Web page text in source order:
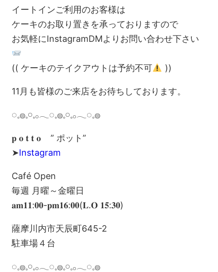
イートインご利用のお客様は
ケーキのお取り置きを承っておりますので
お気軽にInstagramDMよりお問い合わせ下さい
(( ケーキのテイクアウトは予約不可 ))
11月も皆様のご来店をお待ちしております。
◌𓈒𓐍𓈒𓏸𓈒𓂂𓂃◌𓈒𓐍𓈒𓏸𓈒𓂂𓂃◌𓈒𓐍
𝐩 𝐨 𝐭 𝐭 𝐨 ” ポット”
➤Instagram
Café Open
毎週 月曜～金曜日
𝐚𝐦𝟏𝟏:𝟎𝟎-𝐩𝐦𝟏𝟔:𝟎𝟎(𝐋.𝐎 𝟏𝟓:𝟑𝟎)
薩摩川内市天辰町645-2
駐車場４台
◌𓈒𓐍𓈒𓏸𓈒𓂂𓂃◌𓈒𓐍𓈒𓏸𓈒𓂂𓂃◌𓈒𓐍